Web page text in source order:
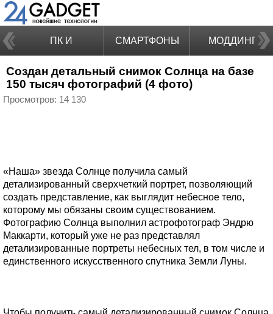
ПК И
НОУТБУКИ
СМАРТФОНЫ МОДДИНГ
Создан детальный снимок Солнца на базе
150 тысяч фотографий (4 фото)
Просмотров: 14 130
«Наша» звезда Солнце получила самый
детализированный сверхчеткий портрет, позволяющий
создать представление, как выглядит небесное тело,
которому мы обязаны своим существованием.
Фотографию Солнца выполнил астрофотограф Эндрю
Маккарти, который уже не раз представлял
детализированные портреты небесных тел, в том числе и
единственного искусственного спутника Земли Луны.